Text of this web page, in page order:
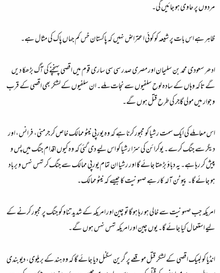
مردوں پر حاوی ہو جائیں گی۔
ظاہر ہے اس بات پر شیعہ کو کوئی اعتراض نہیں کہ پاکستان خس کم جہاں پاک کی مثال ہے۔
ادھر سعودی محمد بن سلیمان اور مصری صدر سی سی ساری قوم میں اقصی پہنچنے کی آگ بڑھکا دیں
گے تاکہ وہاں کے سادہ لوح سلفیوں سے نجات ملے۔ ان سلفیوں کے لشکر بھی اقصی کے قرب
و جوار میں مولی گاجر کی طرح قتل ہوں گے۔
اس معاملے کی ایک سمت رشیا کو مجبور کرنا ہے کہ وہ یورپی نیٹو ممالک خاص کر جرمنی، فرانس، اور
دیگر سے جنگ کرے۔ یوکرائن کی سزا رشیا کو اس لیے دی گئی کہ وہ کیوں اقدام جنگ میں پس و
پیش کر رہا ہے۔ یہ دباؤ بڑھتا جائے گا اور رشیا ان تمام یورپی ممالک سے جنگ کر تہس نہس و برباد
ہو جائے گا۔ پیوٹن آلہ کار ہے صہونیت کا جیسے کہ نیٹو ممالک۔
امریکہ جب صہونیت سے خالی ہو رہا ہو گا تو چین اور امریکہ کے شدید تناو کو جنگ پر مجبور کرنے کے
لیے استعمال کیا جائے گا۔ یوں چین اور امریکہ تہس نہس ہوں گے۔
انڈیا کو لبیک اقصی کے لشکر قتل موقعے پر گرین سگنل دیا جائے گا کہ وہ ہند کے بریلوی، دیوبندی